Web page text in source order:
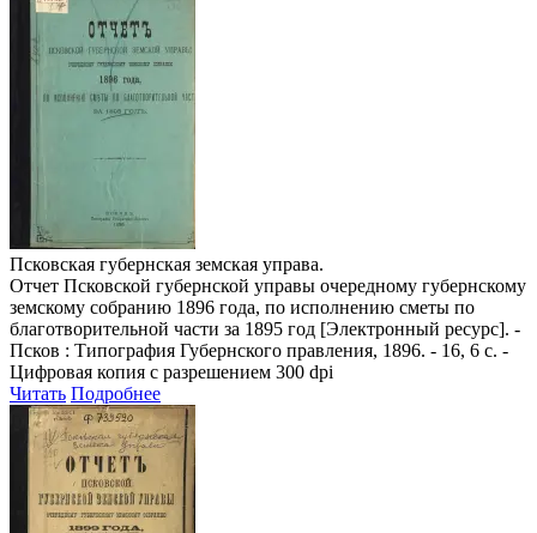
Псковская губернская земская управа.
Отчет Псковской губернской управы очередному губернскому
земскому собранию 1896 года, по исполнению сметы по
благотворительной части за 1895 год [Электронный ресурс]. -
Псков : Типография Губернского правления, 1896. - 16, 6 с. -
Цифровая копия с разрешением 300 dpi
Читать Подробнее